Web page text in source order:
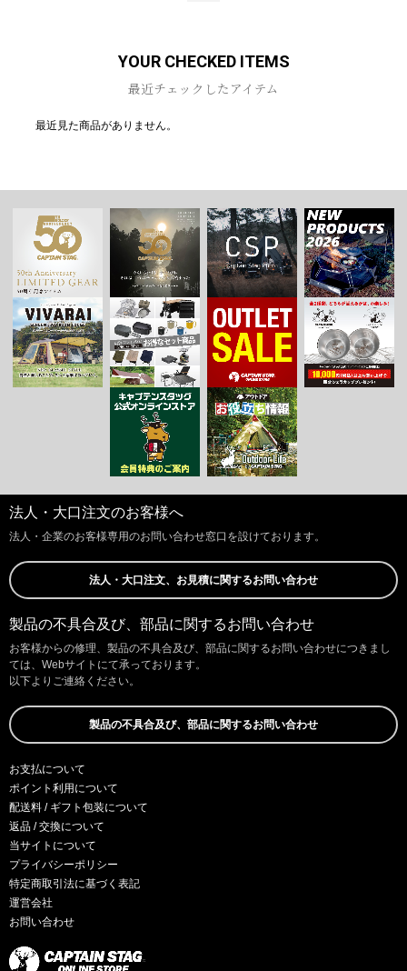
YOUR CHECKED ITEMS
最近チェックしたアイテム
最近見た商品がありません。
法人・大口注文のお客様へ
法人・企業のお客様専用のお問い合わせ窓口を設けております。
法人・大口注文、お見積に関するお問い合わせ
製品の不具合及び、部品に関するお問い合わせ
お客様からの修理、製品の不具合及び、部品に関するお問い合わせにつきまし
ては、Webサイトにて承っております。
以下よりご連絡ください。
製品の不具合及び、部品に関するお問い合わせ
お支払について
ポイント利用について
配送料 / ギフト包装について
返品 / 交換について
当サイトについて
プライバシーポリシー
特定商取引法に基づく表記
運営会社
お問い合わせ